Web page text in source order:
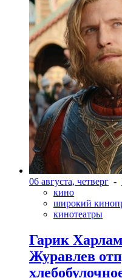
06 августа, четверг -
кино
широкий
кинотеатры
Гарик
Журавлев